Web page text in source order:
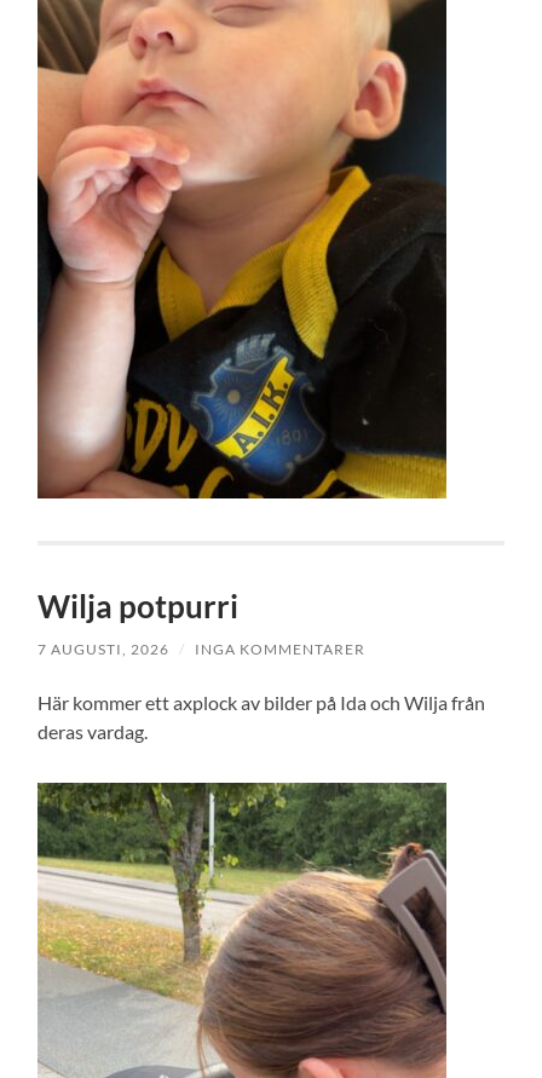
Wilja potpurri
7 AUGUSTI, 2026 / INGA KOMMENTARER
Här kommer ett axplock av bilder på Ida och Wilja från
deras vardag.